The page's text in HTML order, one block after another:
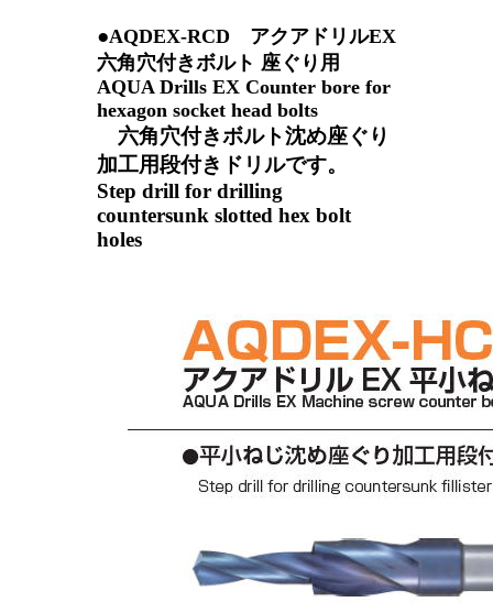
●AQDEX-RCD アクアドリルEX
六角穴付きボルト 座ぐり用
AQUA Drills EX Counter bore for
hexagon socket head bolts
六角穴付きボルト沈め座ぐり
加工用段付きドリルです。
Step drill for drilling
countersunk slotted hex bolt
holes